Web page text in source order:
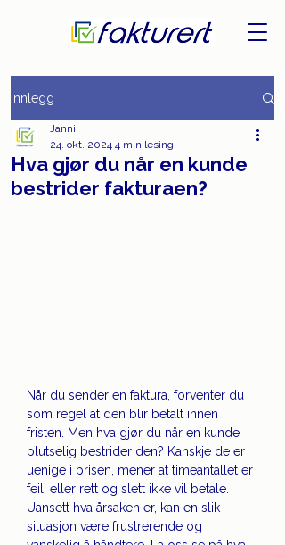
Innlegg
Hva gjør du når en kunde
bestrider fakturaen?
Janni
24. okt. 2024 4 min lesing
Når du sender en faktura, forventer du
som regel at den blir betalt innen
fristen. Men hva gjør du når en kunde
plutselig bestrider den? Kanskje de er
uenige i prisen, mener at timeantallet er
feil, eller rett og slett ikke vil betale.
Uansett hva årsaken er, kan en slik
situasjon være frustrerende og